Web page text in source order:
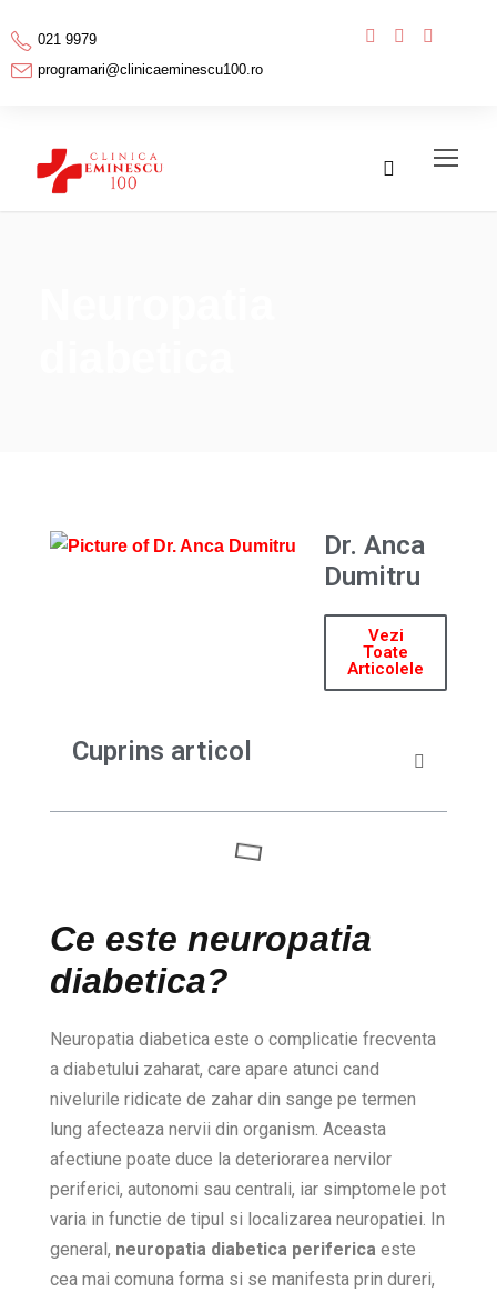
021 9979
programari@clinicaeminescu100.ro
Dr. Anca
Dumitru
Vezi
Toate
Articolele
Cuprins articol
Ce este neuropatia
diabetica?
Neuropatia diabetica este o complicatie frecventa
a diabetului zaharat, care apare atunci cand
nivelurile ridicate de zahar din sange pe termen
lung afecteaza nervii din organism. Aceasta
afectiune poate duce la deteriorarea nervilor
periferici, autonomi sau centrali, iar simptomele pot
varia in functie de tipul si localizarea neuropatiei. In
general, neuropatia diabetica periferica este
cea mai comuna forma si se manifesta prin dureri,